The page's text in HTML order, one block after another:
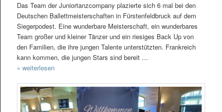
Das Team der Juniortanzcompany plazierte sich 6 mal bei den
Deutschen Ballettmeisterschaften in Fürstenfeldbruck auf dem
Siegerpodest. Eine wunderbare Meisterschaft, ein wunderbares
Team großer und kleiner Tänzer und ein riesiges Back Up von
den Familien, die ihre jungen Talente unterstützten. Frankreich
kann kommen, die jungen Stars sind bereit …
» weiterlesen